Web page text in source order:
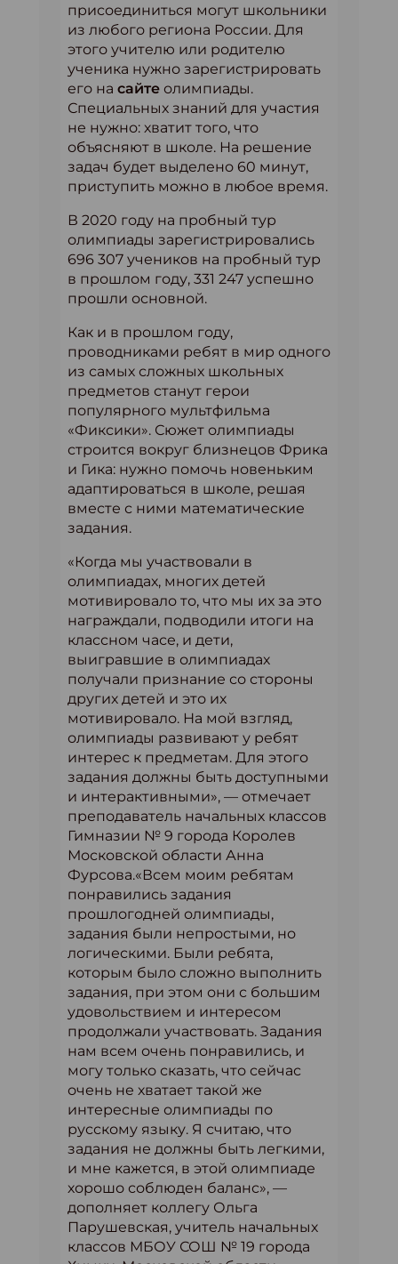
присоединиться могут школьники
из любого региона России. Для
этого учителю или родителю
ученика нужно зарегистрировать
его на сайте олимпиады.
Специальных знаний для участия
не нужно: хватит того, что
объясняют в школе. На решение
задач будет выделено 60 минут,
приступить можно в любое время.
В 2020 году на пробный тур
олимпиады зарегистрировались
696 307 учеников на пробный тур
в прошлом году, 331 247 успешно
прошли основной.
Как и в прошлом году,
проводниками ребят в мир одного
из самых сложных школьных
предметов станут герои
популярного мультфильма
«Фиксики». Сюжет олимпиады
строится вокруг близнецов Фрика
и Гика: нужно помочь новеньким
адаптироваться в школе, решая
вместе с ними математические
задания.
«Когда мы участвовали в
олимпиадах, многих детей
мотивировало то, что мы их за это
награждали, подводили итоги на
классном часе, и дети,
выигравшие в олимпиадах
получали признание со стороны
других детей и это их
мотивировало. На мой взгляд,
олимпиады развивают у ребят
интерес к предметам. Для этого
задания должны быть доступными
и интерактивными», — отмечает
преподаватель начальных классов
Гимназии № 9 города Королев
Московской области Анна
Фурсова.«Всем моим ребятам
понравились задания
прошлогодней олимпиады,
задания были непростыми, но
логическими. Были ребята,
которым было сложно выполнить
задания, при этом они с большим
удовольствием и интересом
продолжали участвовать. Задания
нам всем очень понравились, и
могу только сказать, что сейчас
очень не хватает такой же
интересные олимпиады по
русскому языку. Я считаю, что
задания не должны быть легкими,
и мне кажется, в этой олимпиаде
хорошо соблюден баланс», —
дополняет коллегу Ольга
Парушевская, учитель начальных
классов МБОУ СОШ № 19 города